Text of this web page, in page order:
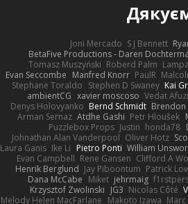
Joni Mercado S J Bennett
BetaFive Productions - Daren
Tomasz Muszyński Roberd Palm
Evan Seccombe Manfred Knorr PaulR
Stephane Toraldo Stephen D Swaney Kai
ambientCG xavier moscoso Vedat Afuzi
Denys Holovyanko Bernd Schmidt
Arman Sernaz Atdhe Gashi Petr Hloušek
Puzzlebox Props Justin honda78
Johnathan Alan Vanderpool Oliver Hotz
Laura Ganis Ike Li Pietro Ponti William
Evan Campbell Rene Gansen Clifford A
Henrik Berglund Jay Piboontum Patrick
Dana McCabe Miket jehrmaig
Krzysztof Zwolinski JG3 Nicolas Côté
Melody Helen MacFarlane Makoto Izawa